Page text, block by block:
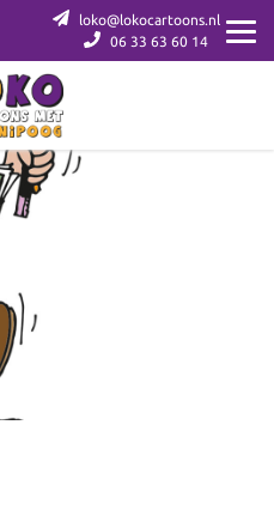
loko@lokocartoons.nl
06 33 63 60 14